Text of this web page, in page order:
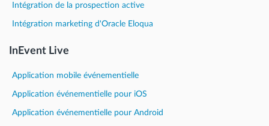
Intégration de la prospection active
Intégration marketing d'Oracle Eloqua
InEvent Live
Application mobile événementielle
Application événementielle pour iOS
Application événementielle pour Android